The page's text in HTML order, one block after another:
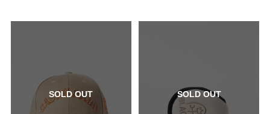
SOLD OUT SOLD OUT